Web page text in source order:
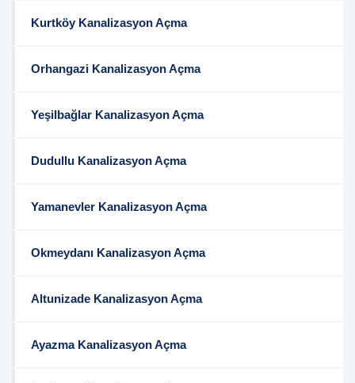
Kurtköy Kanalizasyon Açma
Orhangazi Kanalizasyon Açma
Yeşilbağlar Kanalizasyon Açma
Dudullu Kanalizasyon Açma
Yamanevler Kanalizasyon Açma
Okmeydanı Kanalizasyon Açma
Altunizade Kanalizasyon Açma
Ayazma Kanalizasyon Açma